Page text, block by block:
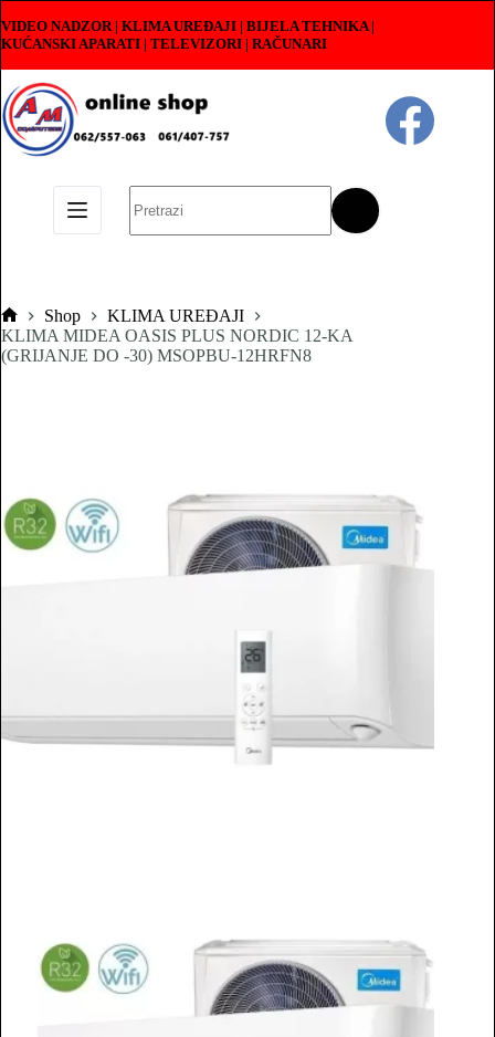
to
content
VIDEO NADZOR | KLIMA UREĐAJI | BIJELA TEHNIKA |
KUĆANSKI APARATI | TELEVIZORI | RAČUNARI
results
Pocetna
Shop
KLIMA UREĐAJI
KLIMA MIDEA OASIS PLUS NORDIC 12-KA
(GRIJANJE DO -30) MSOPBU-12HRFN8